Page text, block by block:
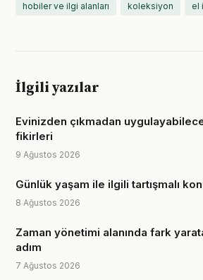
hobiler ve ilgi alanları koleksiyon el
İlgili yazılar
Evinizden çıkmadan
fikirleri
9 Ağustos 2026
Günlük yaşam ile ilgili tartışmalı
8 Ağustos 2026
Zaman yönetimi alanında fark
adım
7 Ağustos 2026